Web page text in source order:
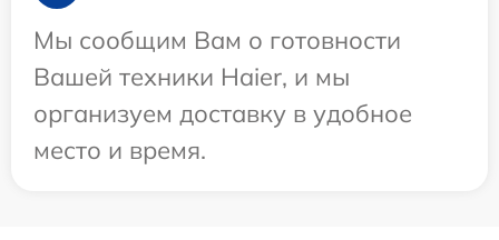
Мы сообщим Вам о готовности
Вашей техники Haier, и мы
организуем доставку в удобное
место и время.